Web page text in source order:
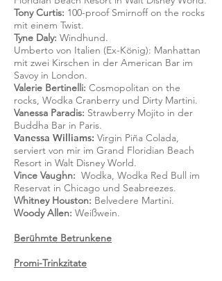
Tony Curtis: 100-proof Smirnoff on the rocks
mit einem Twist.
Tyne Daly: Windhund.
Umberto von Italien (Ex-König): Manhattan
mit zwei Kirschen in der American Bar im
Savoy in London.
Valerie Bertinelli: Cosmopolitan on the
rocks, Wodka Cranberry und Dirty Martini.
Vanessa Paradis: Strawberry Mojito in der
Buddha Bar in Paris.
Vanessa Williams: Virgin Piña Colada,
serviert von mir im Grand Floridian Beach
Resort in Walt Disney World.
Vince Vaughn: Wodka, Wodka Red Bull im
Reservat in Chicago und Seabreezes.
Whitney Houston: Belvedere Martini.
Woody Allen: Weißwein.
Berühmte Betrunkene
Promi-Trinkzitate